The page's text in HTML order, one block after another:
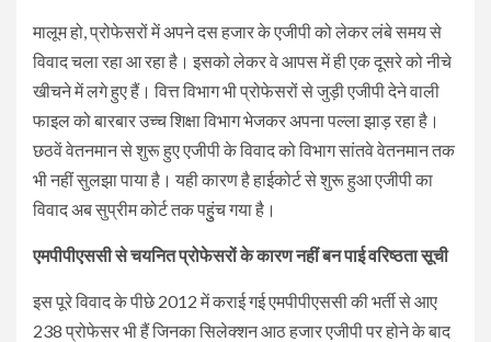
मालूम हो, प्रोफेसरों में अपने दस हजार के एजीपी को लेकर लंबे समय से
विवाद चला रहा आ रहा है। इसको लेकर वे आपस में ही एक दूसरे को नीचे
खीचने में लगे हुए हैं। वित्त विभाग भी प्रोफेसरों से जुड़ी एजीपी देने वाली
फाइल को बारबार उच्च शिक्षा विभाग भेजकर अपना पल्ला झाड़ रहा है।
छठवें वेतनमान से शुरू हुए एजीपी के विवाद को विभाग सांतवे वेतनमान तक
भी नहीं सुलझा पाया है। यही कारण है हाईकोर्ट से शुरू हुआ एजीपी का
विवाद अब सुप्रीम कोर्ट तक पहुुंच गया है।
एमपीपीएससी से चयनित प्रोफेसरों के कारण नहीं बन पाई वरिष्ठता सूची
इस पूरे विवाद के पीछे 2012 में कराई गई एमपीपीएससी की भर्ती से आए
238 प्रोफेसर भी हैं जिनका सिलेक्शन आठ हजार एजीपी पर होने के बाद